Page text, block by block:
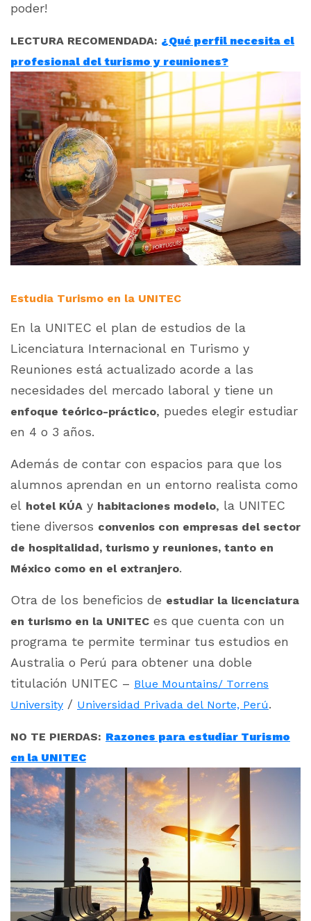
poder!
LECTURA RECOMENDADA: ¿Qué perfil necesita el
profesional del turismo y reuniones?
Estudia Turismo en la UNITEC
En la UNITEC el plan de estudios de la
Licenciatura Internacional en Turismo y
Reuniones está actualizado acorde a las
necesidades del mercado laboral y tiene un
enfoque teórico-práctico, puedes elegir estudiar
en 4 o 3 años.
Además de contar con espacios para que los
alumnos aprendan en un entorno realista como
el hotel KÚA y habitaciones modelo, la UNITEC
tiene diversos convenios con empresas del sector
de hospitalidad, turismo y reuniones, tanto en
México como en el extranjero.
Otra de los beneficios de estudiar la licenciatura
en turismo en la UNITEC es que cuenta con un
programa te permite terminar tus estudios en
Australia o Perú para obtener una doble
titulación UNITEC – Blue Mountains/ Torrens
University / Universidad Privada del Norte, Perú.
NO TE PIERDAS: Razones para estudiar Turismo
en la UNITEC